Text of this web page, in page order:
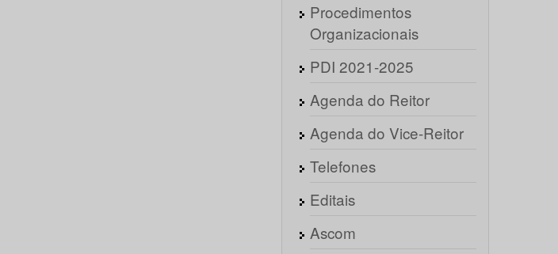
Procedimentos
Organizacionais
PDI 2021-2025
Agenda do Reitor
Agenda do Vice-Reitor
Telefones
Editais
Ascom